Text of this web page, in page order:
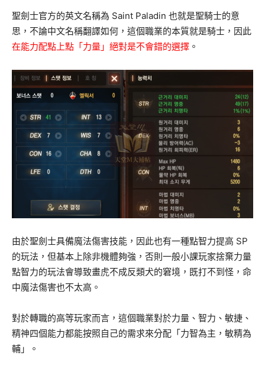
聖劍士官方的英文名稱為 Saint Paladin 也就是聖騎士的意
思，不論中文名稱翻譯如何，這個職業的本質就是騎士，因此
在能力配點上點「力量」絕對是不會錯的選擇 。
由於聖劍士具備魔法傷害技能，因此也有一種點智力提高 SP
的玩法，但基本上除非機體夠強，否則一般小課玩家捨棄力量
點智力的玩法會導致畫虎不成反類犬的窘境，既打不到怪，命
中魔法傷害也不太高。
對於轉職的高等玩家而言，這個職業對於力量、智力、敏捷、
精神四個能力都能按照自己的需求來分配「力智為主，敏精為
輔」。